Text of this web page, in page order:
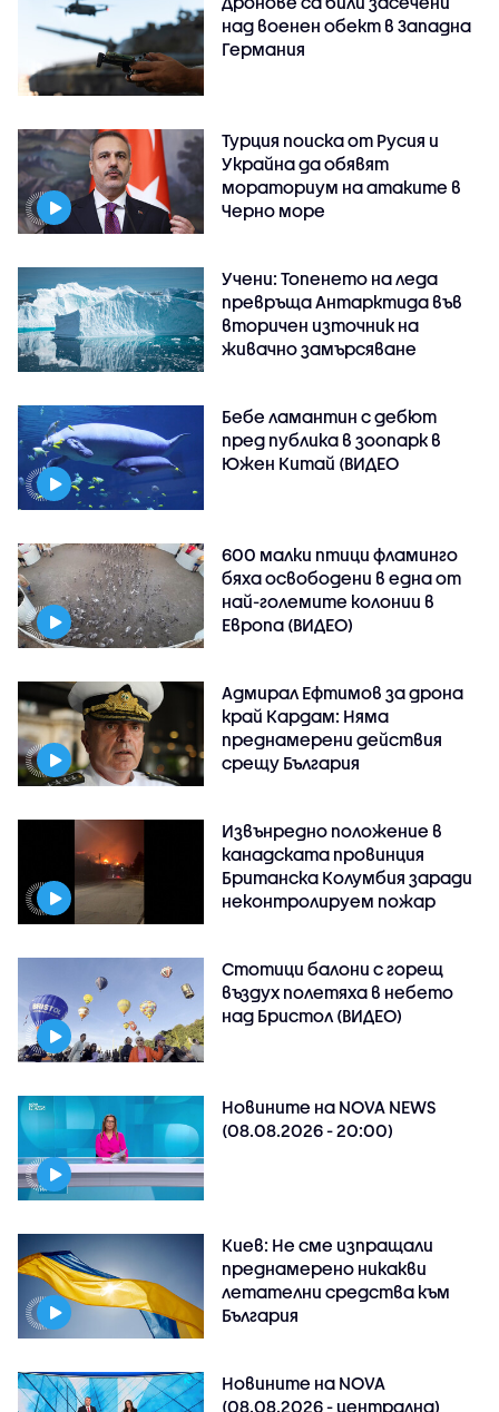
над военен обект в Западна
Германия
Турция поиска от Русия и
Украйна да обявят
мораториум на атаките в
Черно море
Учени: Топенето на леда
превръща Антарктида във
вторичен източник на
живачно замърсяване
Бебе ламантин с дебют
пред публика в зоопарк в
Южен Китай (ВИДЕО
600 малки птици фламинго
бяха освободени в една от
най-големите колонии в
Европа (ВИДЕО)
Адмирал Ефтимов за дрона
край Кардам: Няма
преднамерени действия
срещу България
Извънредно положение в
канадската провинция
Британска Колумбия заради
неконтролируем пожар
Стотици балони с горещ
въздух полетяха в небето
над Бристол (ВИДЕО)
Новините на NOVA NEWS
(08.08.2026 - 20:00)
Киев: Не сме изпращали
преднамерено никакви
летателни средства към
България
Новините на NOVA
(08.08.2026 - централна)